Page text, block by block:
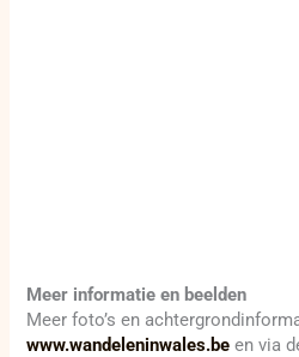
Meer informatie en beelden
Meer foto’s en
www.wandeleninwales.be en via